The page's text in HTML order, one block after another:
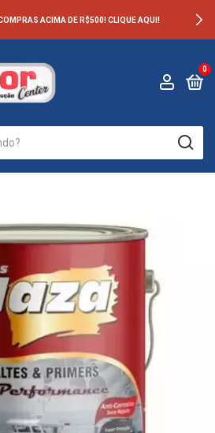
ACIMA DE R$500! CLIQUE AQUI!
0